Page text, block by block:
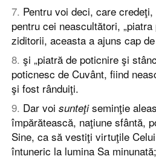
7. Pentru voi deci, care credeţi,
pentru cei neascultători,
ziditorii, aceasta a ajuns cap de
8. şi „piatră de poticnire şi
poticnesc de Cuvânt, fiind
şi fost rânduiţi.
9. Dar voi sunteţiseminţie
împărătească, naţiune sfântă,
Sine, ca să vestiţi virtuţile
întuneric la lumina Sa minunată;